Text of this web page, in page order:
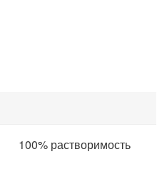
100% растворимость